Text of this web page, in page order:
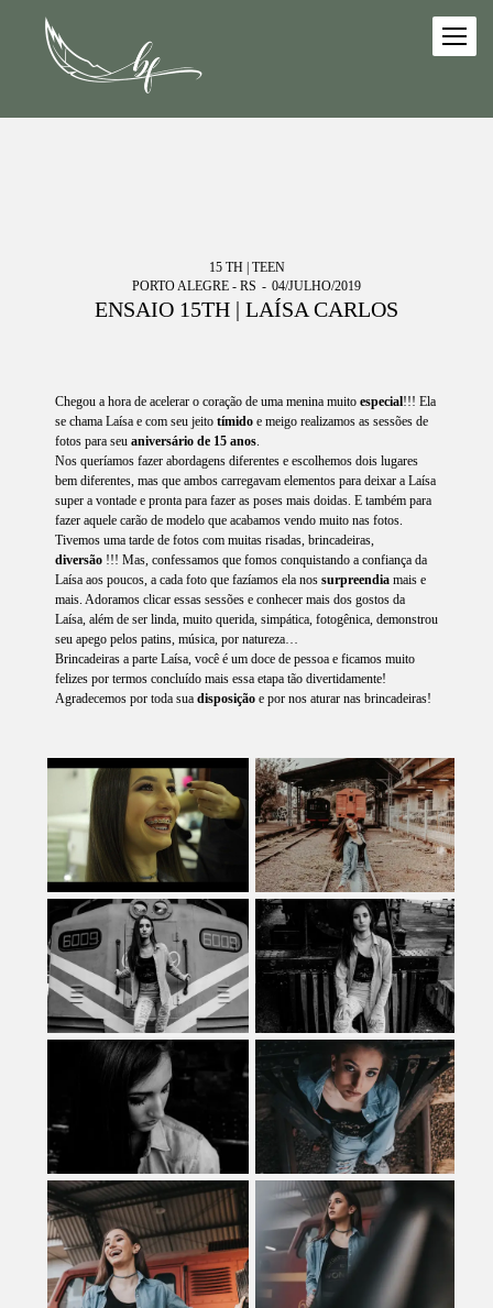
15 TH | TEEN
PORTO ALEGRE - RS
04/JULHO/2019
ENSAIO 15TH | LAÍSA CARLOS
Chegou a hora de acelerar o coração de uma menina muito especial!!! Ela
se chama Laísa e com seu jeito tímido e meigo realizamos as sessões de
fotos para seu aniversário de 15 anos.
Nos queríamos fazer abordagens diferentes e escolhemos dois lugares
bem diferentes, mas que ambos carregavam elementos para deixar a Laísa
super a vontade e pronta para fazer as poses mais doidas. E também para
fazer aquele carão de modelo que acabamos vendo muito nas fotos.
Tivemos uma tarde de fotos com muitas risadas, brincadeiras,
diversão !!! Mas, confessamos que fomos conquistando a confiança da
Laísa aos poucos, a cada foto que fazíamos ela nos surpreendia mais e
mais. Adoramos clicar essas sessões e conhecer mais dos gostos da
Laísa, além de ser linda, muito querida, simpática, fotogênica, demonstrou
seu apego pelos patins, música, por natureza…
Brincadeiras a parte Laísa, você é um doce de pessoa e ficamos muito
felizes por termos concluído mais essa etapa tão divertidamente!
Agradecemos por toda sua disposição e por nos aturar nas brincadeiras!